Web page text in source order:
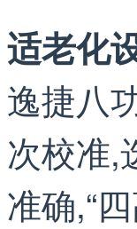
适老化
逸捷八
次校准,
准确,“